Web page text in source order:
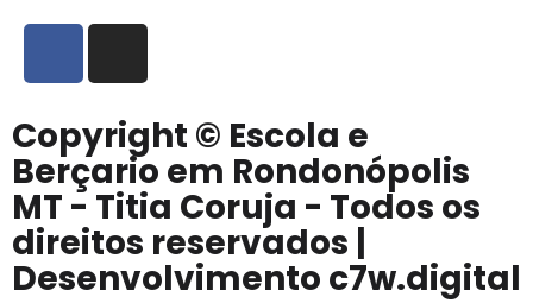
Copyright © Escola e
Berçario em Rondonópolis
MT - Titia Coruja - Todos os
direitos reservados |
Desenvolvimento c7w.digital